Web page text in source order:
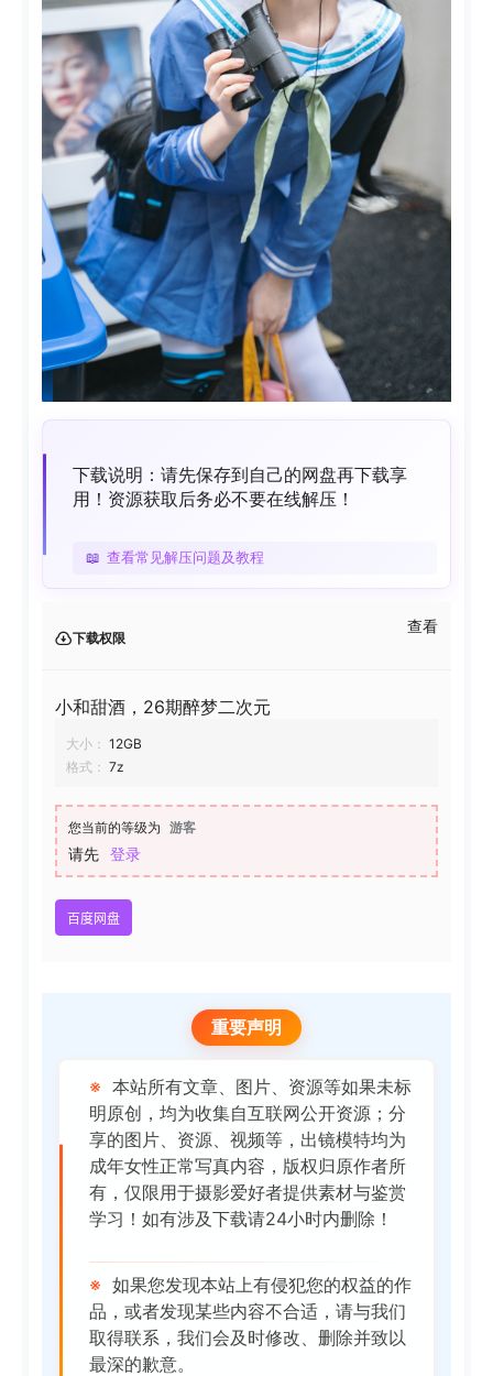
下载说明：请先保存到自己的网盘再下载享
用！资源获取后务必不要在线解压！
📖 查看常见解压问题及教程
下载权限
查看
小和甜酒，26期醉梦二次元
大小： 12GB
格式： 7z
您当前的等级为 游客
请先 登录
百度网盘
重要声明
※ 本站所有文章、图片、资源等如果未标
明原创，均为收集自互联网公开资源；分
享的图片、资源、视频等，出镜模特均为
成年女性正常写真内容，版权归原作者所
有，仅限用于摄影爱好者提供素材与鉴赏
学习！如有涉及下载请24小时内删除！
※ 如果您发现本站上有侵犯您的权益的作
品，或者发现某些内容不合适，请与我们
取得联系，我们会及时修改、删除并致以
最深的歉意。